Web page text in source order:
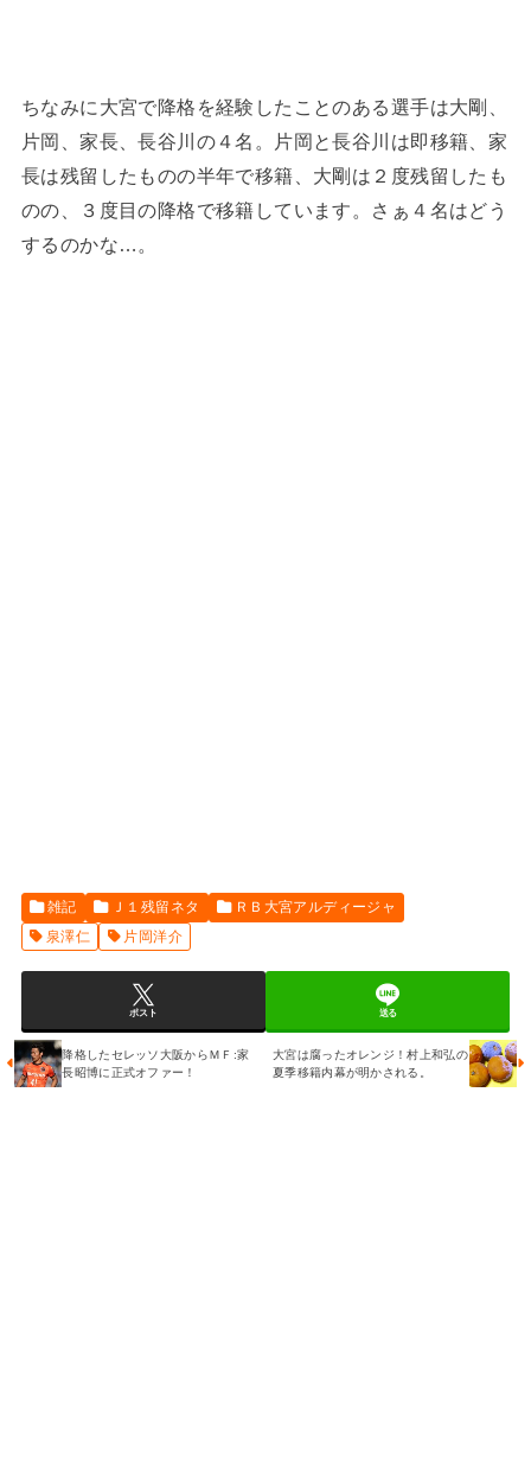
ちなみに大宮で降格を経験したことのある選手は大剛、
片岡、家長、長谷川の４名。片岡と長谷川は即移籍、家
長は残留したものの半年で移籍、大剛は２度残留したも
のの、３度目の降格で移籍しています。さぁ４名はどう
するのかな…。
雑記 Ｊ１残留ネタ
ＲＢ大宮アルディージャ
泉澤仁
片岡洋介
ポスト 送る
降格したセレッソ大阪からＭＦ:家
長昭博に正式オファー！
大宮は腐ったオレンジ！村上和弘の
夏季移籍内幕が明かされる。